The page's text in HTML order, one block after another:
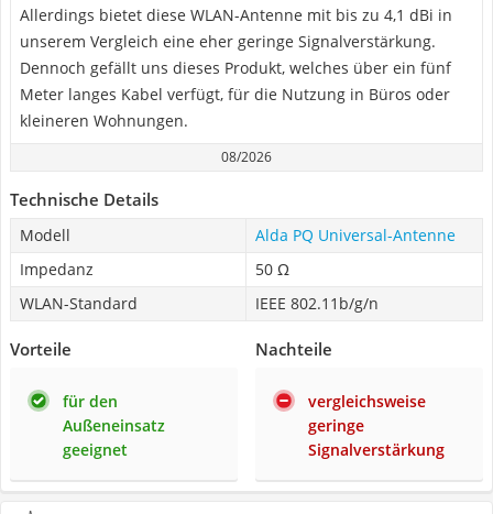
Allerdings bietet diese WLAN-Antenne mit bis zu 4,1 dBi in
unserem Vergleich eine eher geringe Signalverstärkung.
Dennoch gefällt uns dieses Produkt, welches über ein fünf
Meter langes Kabel verfügt, für die Nutzung in Büros oder
kleineren Wohnungen.
08/2026
Technische Details
Modell
Alda PQ Universal-Antenne
Impedanz
50 Ω
WLAN-Standard
IEEE 802.11b/g/n
Vorteile
für den
Außeneinsatz
geeignet
Nachteile
vergleichsweise
geringe
Signalverstärkung